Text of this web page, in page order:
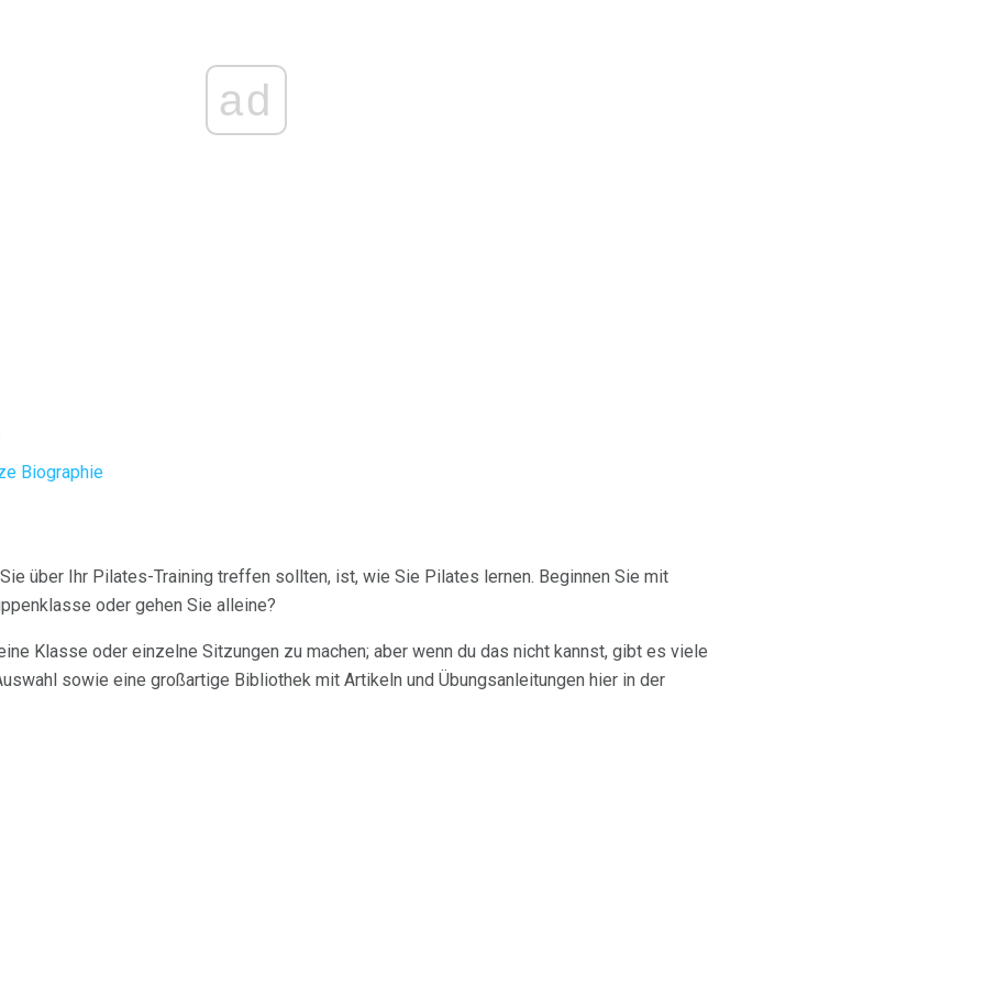
ad
Biographie
über Ihr Pilates-Training treffen sollten, ist, wie Sie Pilates lernen. Beginnen Sie mit
oder gehen Sie alleine?
Klasse oder einzelne Sitzungen zu machen; aber wenn du das nicht kannst, gibt es viele
sowie eine großartige Bibliothek mit Artikeln und Übungsanleitungen hier in der